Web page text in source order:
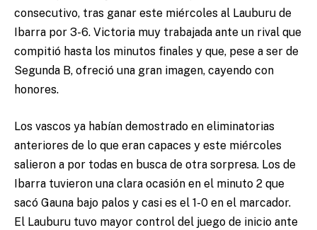
consecutivo, tras ganar este miércoles al Lauburu de
Ibarra por 3-6. Victoria muy trabajada ante un rival que
compitió hasta los minutos finales y que, pese a ser de
Segunda B, ofreció una gran imagen, cayendo con
honores.
Los vascos ya habían demostrado en eliminatorias
anteriores de lo que eran capaces y este miércoles
salieron a por todas en busca de otra sorpresa. Los de
Ibarra tuvieron una clara ocasión en el minuto 2 que
sacó Gauna bajo palos y casi es el 1-0 en el marcador.
El Lauburu tuvo mayor control del juego de inicio ante